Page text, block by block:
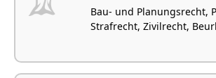
Bau- und Planungsrecht,
Strafrecht, Zivilrecht,